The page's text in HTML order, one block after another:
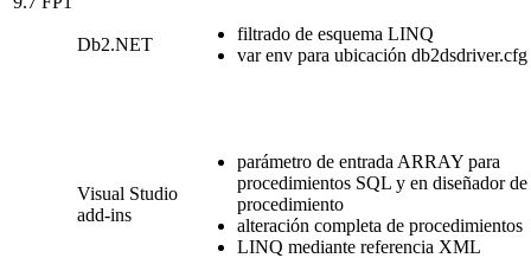
Db2.NET
filtrado de esquema LINQ
var env para ubicación db2dsdriver.cfg
Visual Studio
add-ins
parámetro de entrada ARRAY para
procedimientos SQL y en diseñador de
procedimiento
alteración completa de procedimientos
LINQ mediante referencia XML